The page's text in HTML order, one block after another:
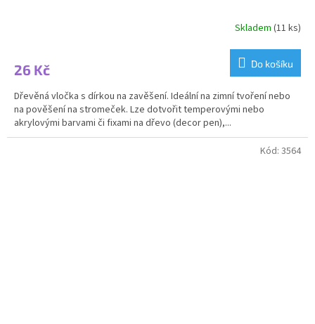
Skladem (11 ks)
26 Kč Do košíku
Dřevěná vločka s dírkou na zavěšení. Ideální na zimní tvoření nebo
na pověšení na stromeček. Lze dotvořit temperovými nebo
akrylovými barvami či fixami na dřevo (decor pen),...
Kód: 3564